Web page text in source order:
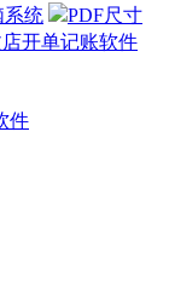
系统
PDF尺寸
店开单记账软件
件